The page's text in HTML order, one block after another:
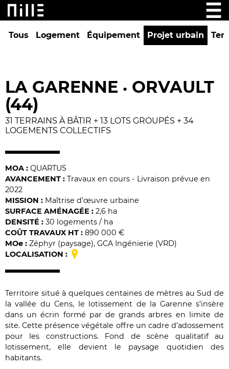
Tous Logement Équipement Projet urbain
LA GARENNE • ORVAULT
(44)
31 TERRAINS À BÂTIR + 13 LOTS GROUPÉS + 34
LOGEMENTS COLLECTIFS
MOA : QUARTUS
AVANCEMENT : Travaux en cours - Livraison prévue en
2022
MISSION : Maîtrise d’œuvre urbaine
SURFACE AMÉNAGÉE : 2,6 ha
DENSITÉ : 30 logements / ha
COÛT TRAVAUX HT : 890 000 €
MOe : Zéphyr (paysage), GCA Ingénierie (VRD)
LOCALISATION :
Territoire situé à quelques centaines de mètres au Sud de
la vallée du Cens, le lotissement de la Garenne s’insère
dans un écrin formé par de grands arbres en limite de
site. Cette présence végétale offre un cadre d’adossement
pour les constructions. Fond de scène qualitatif au
lotissement, elle devient le paysage quotidien des
habitants.